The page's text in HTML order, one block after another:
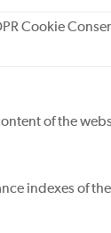
Cookie
of the
indexes of